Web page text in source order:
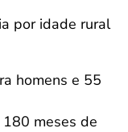
por idade rural
homens e 55
meses de